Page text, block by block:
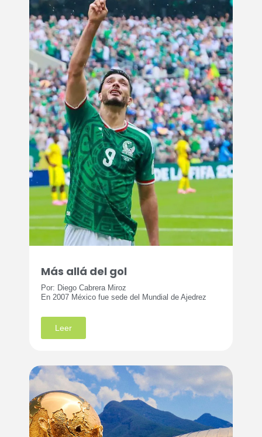
Más allá del gol
Por: Diego Cabrera Miroz
En 2007 México fue sede del Mundial de Ajedrez
Leer